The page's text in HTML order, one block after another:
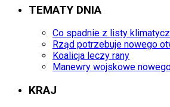
TEMATY DNIA
Co spadnie z listy
Rząd potrzebuje nowego
Koalicja leczy rany
Manewry wojskowe
KRAJ